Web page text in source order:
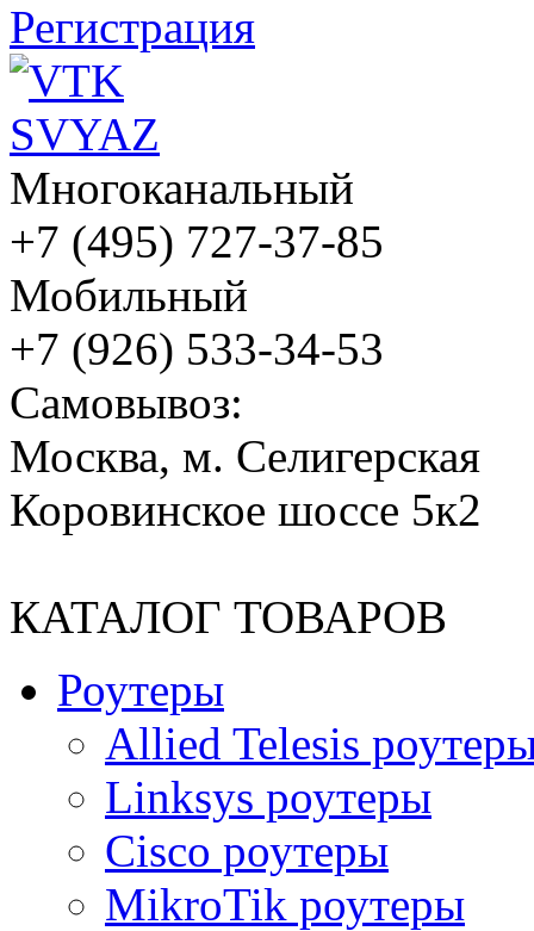
Регистрация
Многоканальный
+7 (495) 727-37-85
Мобильный
+7 (926) 533-34-53
Cамовывоз:
Москва, м. Селигерская
Коровинское шоссе 5к2
КАТАЛОГ ТОВАРОВ
Роутеры
Allied Telesis
Linksys роутеры
Cisco роутеры
MikroTik роутеры